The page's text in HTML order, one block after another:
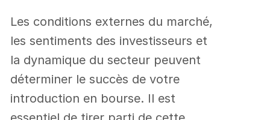
Les conditions externes du marché,
les sentiments des investisseurs et
la dynamique du secteur peuvent
déterminer le succès de votre
introduction en bourse. Il est